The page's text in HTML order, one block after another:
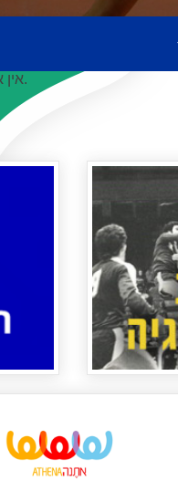
אין אירועים למסנן הנבחר.